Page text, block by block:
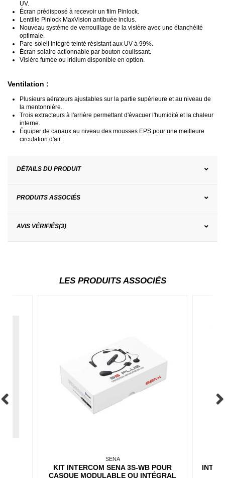
UV.
Écran prédisposé à recevoir un film Pinlock.
Lentille Pinlock MaxVision antibuée inclus.
Nouveau système de verrouillage de la visière avec une étanchéité
optimale.
Pare-soleil intégré teinté résistant aux UV à 99%.
Écran solaire actionnable par bouton coulissant.
Visière fumée ou iridium disponible en option.
Ventilation :
Plusieurs aérateurs ajustables sur la partie supérieure et au niveau de
la mentonnière.
Trois extracteurs à l'arrière permettant d'évacuer l'humidité et la chaleur
interne.
Équiper de canaux au niveau des mousses EPS pour une meilleure
circulation d'air.
DÉTAILS DU PRODUIT
PRODUITS ASSOCIÉS
AVIS VÉRIFIÉS(3)
LES PRODUITS ASSOCIÉS
SENA
KIT INTERCOM SENA 3S-WB POUR
CASQUE MODULABLE OU INTÉGRAL